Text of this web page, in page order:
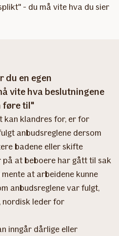
- du må vite hva du sier
du en egen
vite hva beslutningene
føre til"
kan klandres for, er for
anbudsreglene dersom
badene eller skifte
på at beboere har gått til sak
at arbeidene kunne
anbudsreglene var fulgt,
nordisk leder for
inngår dårlige eller